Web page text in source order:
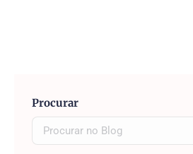
Procurar